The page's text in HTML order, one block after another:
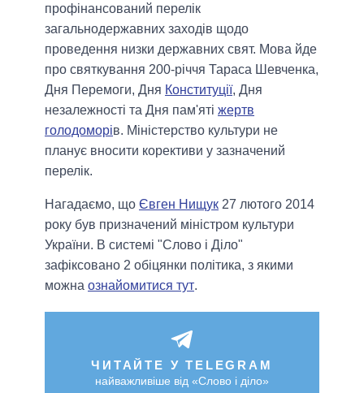
профінансований перелік
загальнодержавних заходів щодо
проведення низки державних свят. Мова йде
про святкування 200-річчя Тараса Шевченка,
Дня Перемоги, Дня Конституції, Дня
незалежності та Дня пам'яті жертв
голодоморів. Міністерство культури не
планує вносити корективи у зазначений
перелік.
Нагадаємо, що Євген Нищук 27 лютого 2014
року був призначений міністром культури
України. В системі "Слово і Діло"
зафіксовано 2 обіцянки політика, з якими
можна ознайомитися тут.
ЧИТАЙТЕ У TELEGRAM
найважливіше від «Слово і діло»